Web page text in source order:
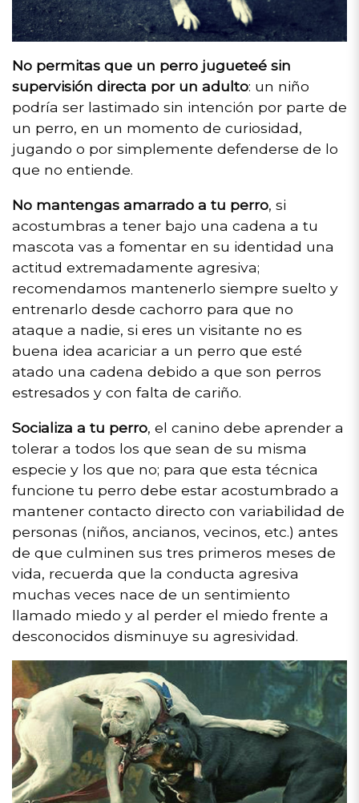
No permitas que un perro jugueteé sin
supervisión directa por un adulto: un niño
podría ser lastimado sin intención por parte de
un perro, en un momento de curiosidad,
jugando o por simplemente defenderse de lo
que no entiende.
No mantengas amarrado a tu perro, si
acostumbras a tener bajo una cadena a tu
mascota vas a fomentar en su identidad una
actitud extremadamente agresiva;
recomendamos mantenerlo siempre suelto y
entrenarlo desde cachorro para que no
ataque a nadie, si eres un visitante no es
buena idea acariciar a un perro que esté
atado una cadena debido a que son perros
estresados y con falta de cariño.
Socializa a tu perro, el canino debe aprender a
tolerar a todos los que sean de su misma
especie y los que no; para que esta técnica
funcione tu perro debe estar acostumbrado a
mantener contacto directo con variabilidad de
personas (niños, ancianos, vecinos, etc.) antes
de que culminen sus tres primeros meses de
vida, recuerda que la conducta agresiva
muchas veces nace de un sentimiento
llamado miedo y al perder el miedo frente a
desconocidos disminuye su agresividad.